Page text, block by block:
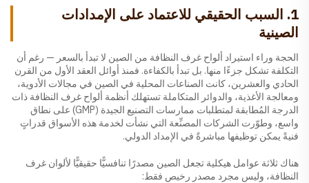
1. السبب الحقيقي للاعتماد على الإمدادات
الصينية
الحجة وراء استيراد ألواح غرف النظافة من الصين لا تبدأ بالسعر — رغم أن
التكلفة تشكل جزءًا منها. بل تبدأ بالكفاءة. فمنذ أوائل العقد الأول من القرن
الحادي والعشرين، كانت الصناعات المحلية في الصين في مجالات الأدوية،
ومعالجة الأغذية، والدوائر المتكاملة تستهلك أنظمة ألواح غرف النظافة ذات
الدرجة المُطابقة لمتطلبات ممارسات التصنيع الجيدة (GMP) على نطاق
واسع، وطوّرت الشركات المصنِّعة التي نشأت لخدمة هذه الأسواق قدراتٍ
فنيةً يمكن توظيفها مباشرةً في الإمداد الدولي.
هناك ثلاثة عوامل هيكلية تجعل الصين مصدرًا تنافسيًّا حقيقيًّا لألوان غرف
النظافة، وليس مجرد مصدر رخيص فقط: